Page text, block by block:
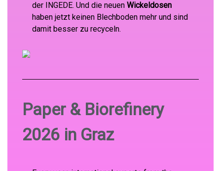
der INGEDE. Und die neuen Wickeldosen
haben jetzt keinen Blechboden mehr und sind
damit besser zu recyceln.
Paper & Biorefinery
2026 in Graz